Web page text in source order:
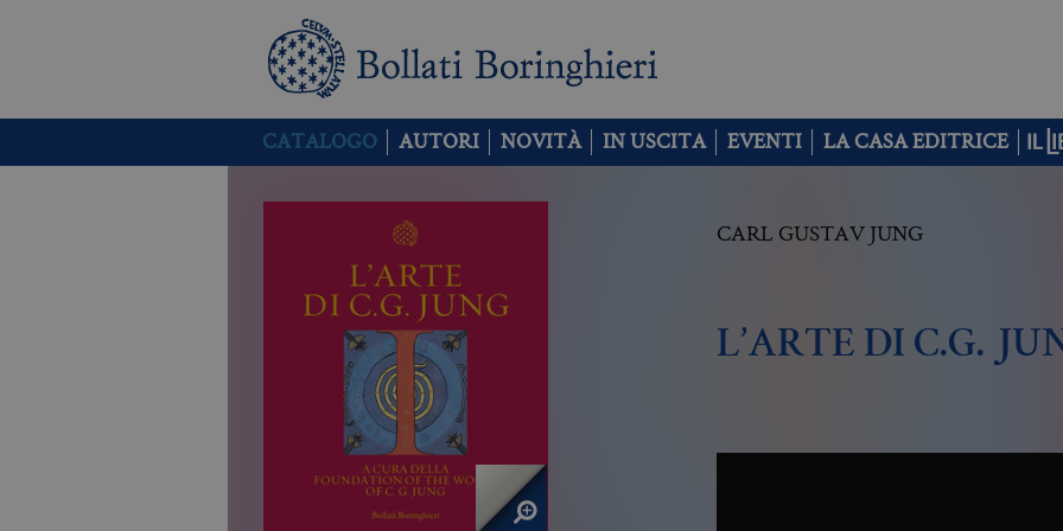
CATALOGO AUTORI NOVITÀ IN USCITA EVENTI LA CASA EDITRICE
CARL GUSTAV JUNG
L’ARTE DI C.G.